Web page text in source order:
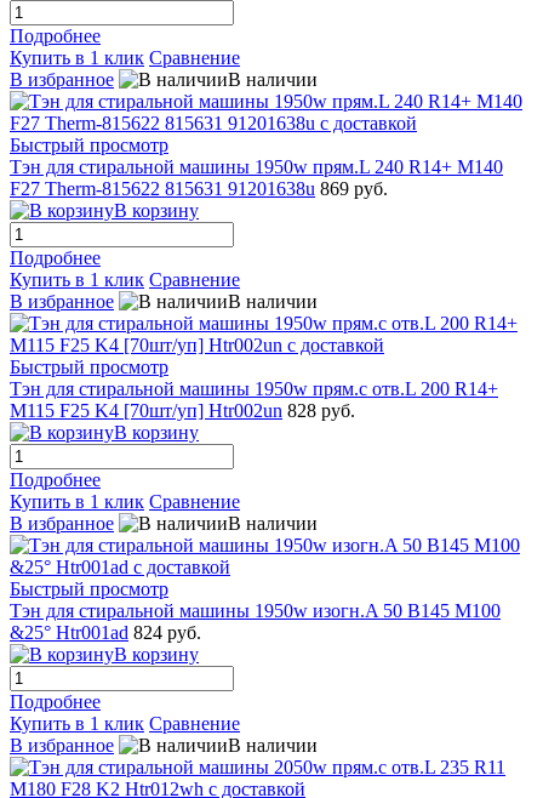
Подробнее
Купить в 1 клик Сравнение
В избранное
В наличии
Быстрый просмотр
Тэн для стиральной машины 1950w прям.L 240 R14+ M140
F27 Therm-815622 815631 91201638u 869 руб.
В корзину
Подробнее
Купить в 1 клик Сравнение
В избранное
В наличии
Быстрый просмотр
Тэн для стиральной машины 1950w прям.с отв.L 200 R14+
M115 F25 K4 [70шт/уп] Htr002un 828 руб.
В корзину
Подробнее
Купить в 1 клик Сравнение
В избранное
В наличии
Быстрый просмотр
Тэн для стиральной машины 1950w изогн.A 50 B145 M100
&25° Htr001ad 824 руб.
В корзину
Подробнее
Купить в 1 клик Сравнение
В избранное
В наличии